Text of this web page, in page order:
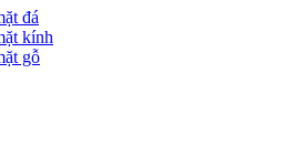
đá
kính
gỗ